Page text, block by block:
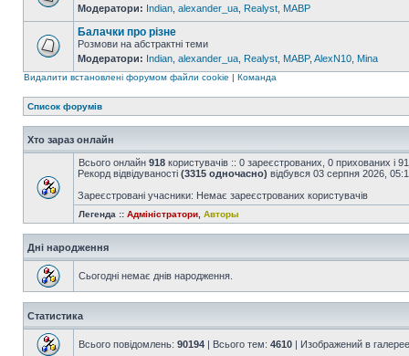
Модератори: Indian alexander_ua Realyst MABP
Балачки про різне
Розмови на абстрактні теми
Модератори: Indian alexander_ua Realyst MABP, AlexN10 Mina
Видалити встановлені форумом файли cookie | Команда
Список форумів
Хто зараз онлайн
Всього онлайн 918 користувачів :: 0 зареєстрованих, 0 прихованих і
Рекорд відвідуваності (3315 одночасно) відбувся 03 серпня 2026,
Зареєстровані учасники: Немає зареєстрованих користувачів
Легенда :: Адміністратори Авторы
Дні народження
Сьогодні немає днів народження.
Статистика
Всього повідомлень: 90194 | Всього тем: 4610 | Изображений в